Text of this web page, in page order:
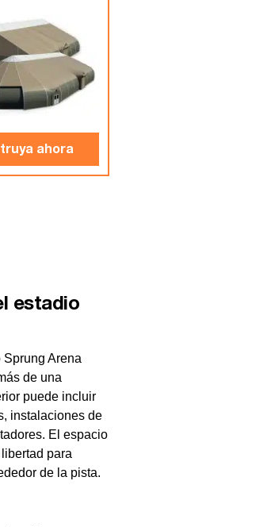
ahora
estadio
Arena
de una
puede incluir
instalaciones de
El espacio
para
de la pista.